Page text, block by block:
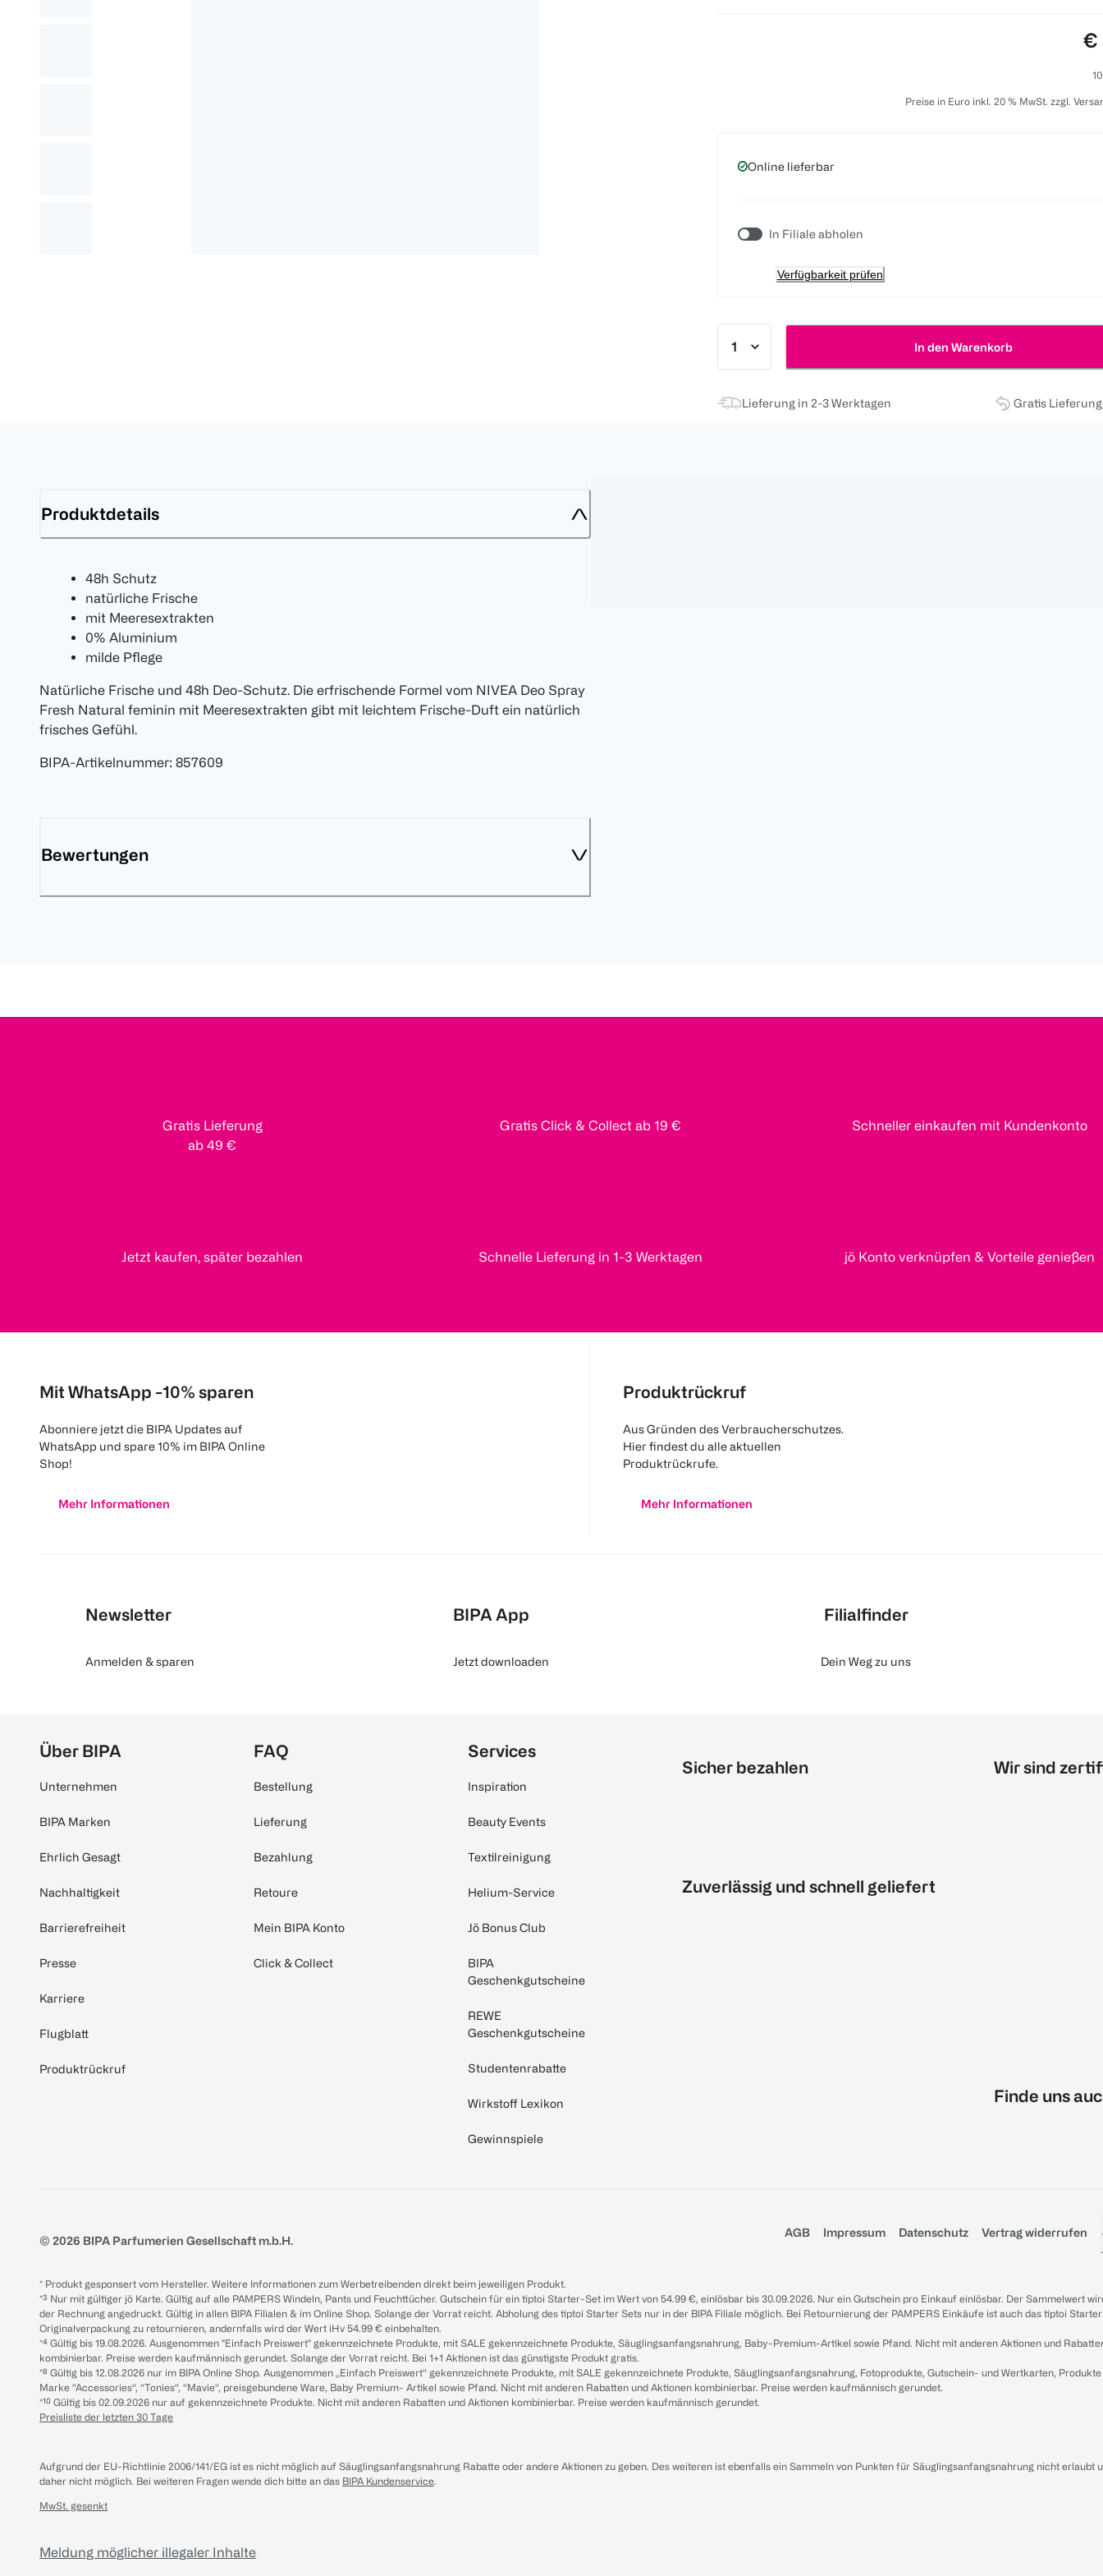
€
Preise in Euro inkl. 20 % MwSt. zzgl.
Online lieferbar
In Filiale abholen
Verfügbarkeit prüfen
In den Warenkorb
Lieferung in 2-3 Werktagen Gratis
Produktdetails
48h Schutz
natürliche Frische
mit Meeresextrakten
0% Aluminium
milde Pflege
Natürliche Frische und 48h Deo-Schutz. Die erfrischende Formel vom NIVEA Deo Spray
Fresh Natural feminin mit Meeresextrakten gibt mit leichtem Frische-Duft ein natürlich
frisches Gefühl.
BIPA-Artikelnummer: 857609
Bewertungen
Gratis Lieferung
ab 49 €
Gratis Click & Collect ab 19 € Schneller einkaufen mit Kundenkonto
Jetzt kaufen, später bezahlen Schnelle Lieferung in 1-3 Werktagen jö Konto verknüpfen & Vorteile genießen
Mit WhatsApp -10% sparen
Abonniere jetzt die BIPA Updates auf
WhatsApp und spare 10% im BIPA Online
Shop!
Mehr Informationen
Produktrückruf
Aus Gründen des Verbraucherschutzes.
Hier findest du alle aktuellen
Produktrückrufe.
Mehr Informationen
Newsletter
Anmelden & sparen
BIPA App
Jetzt downloaden
Filialfinder
Dein Weg zu uns
Über BIPA
Unternehmen
BIPA Marken
Ehrlich Gesagt
Nachhaltigkeit
Barrierefreiheit
Presse
Karriere
Flugblatt
Produktrückruf
FAQ
Bestellung
Lieferung
Bezahlung
Retoure
Mein BIPA Konto
Click & Collect
Services
Inspiration
Beauty Events
Textilreinigung
Helium-Service
Jö Bonus Club
BIPA
Geschenkgutscheine
REWE
Geschenkgutscheine
Studentenrabatte
Wirkstoff Lexikon
Gewinnspiele
Sicher bezahlen
Zuverlässig und schnell geliefert
Wir sind
Finde uns
© 2026 BIPA Parfumerien Gesellschaft m.b.H.
AGB Impressum Datenschutz Vertrag widerrufen
* Produkt gesponsert vom Hersteller. Weitere Informationen zum Werbetreibenden direkt beim jeweiligen Produkt.
*³ Nur mit gültiger jö Karte. Gültig auf alle PAMPERS Windeln, Pants und Feuchttücher. Gutschein für ein tiptoi Starter-Set im Wert von 54.99 €, einlösbar bis 30.09.2026. Nur ein Gutschein pro Einkauf einlösbar. Der Sammelwert
der Rechnung angedruckt. Gültig in allen BIPA Filialen & im Online Shop. Solange der Vorrat reicht. Abholung des tiptoi Starter Sets nur in der BIPA Filiale möglich. Bei Retournierung der PAMPERS Einkäufe ist auch das tiptoi
Originalverpackung zu retournieren, andernfalls wird der Wert iHv 54.99 € einbehalten.
*⁴ Gültig bis 19.08.2026. Ausgenommen "Einfach Preiswert" gekennzeichnete Produkte, mit SALE gekennzeichnete Produkte, Säuglingsanfangsnahrung, Baby-Premium-Artikel sowie Pfand. Nicht mit anderen Aktionen und
kombinierbar. Preise werden kaufmännisch gerundet. Solange der Vorrat reicht. Bei 1+1 Aktionen ist das günstigste Produkt gratis.
*⁸ Gültig bis 12.08.2026 nur im BIPA Online Shop. Ausgenommen „Einfach Preiswert“ gekennzeichnete Produkte, mit SALE gekennzeichnete Produkte, Säuglingsanfangsnahrung, Fotoprodukte, Gutschein- und Wertkarten,
Marke “Accessories“, “Tonies“, “Mavie“, preisgebundene Ware, Baby Premium- Artikel sowie Pfand. Nicht mit anderen Rabatten und Aktionen kombinierbar. Preise werden kaufmännisch gerundet.
*¹⁰ Gültig bis 02.09.2026 nur auf gekennzeichnete Produkte. Nicht mit anderen Rabatten und Aktionen kombinierbar. Preise werden kaufmännisch gerundet.
Preisliste der letzten 30 Tage
Aufgrund der EU-Richtlinie 2006/141/EG ist es nicht möglich auf Säuglingsanfangsnahrung Rabatte oder andere Aktionen zu geben. Des weiteren ist ebenfalls ein Sammeln von Punkten für Säuglingsanfangsnahrung nicht erlaubt
daher nicht möglich. Bei weiteren Fragen wende dich bitte an das BIPA Kundenservice.
MwSt. gesenkt
Meldung möglicher illegaler Inhalte